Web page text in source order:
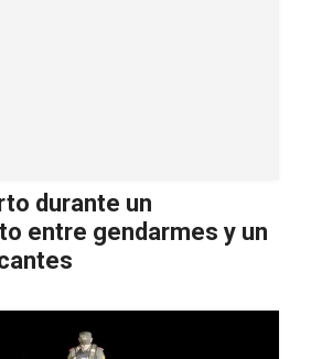
durante un
entre gendarmes y un